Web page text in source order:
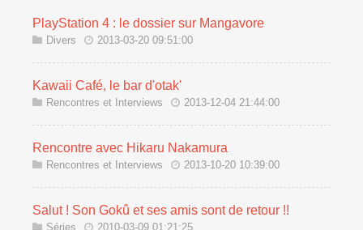
PlayStation 4 : le dossier sur Mangavore
Divers 2013-03-20 09:51:00
Kawaii Café, le bar d'otak'
Rencontres et Interviews 2013-12-04 21:44:00
Rencontre avec Hikaru Nakamura
Rencontres et Interviews 2013-10-20 10:39:00
Salut ! Son Gokû et ses amis sont de retour !!
Séries 2010-03-09 01:21:25